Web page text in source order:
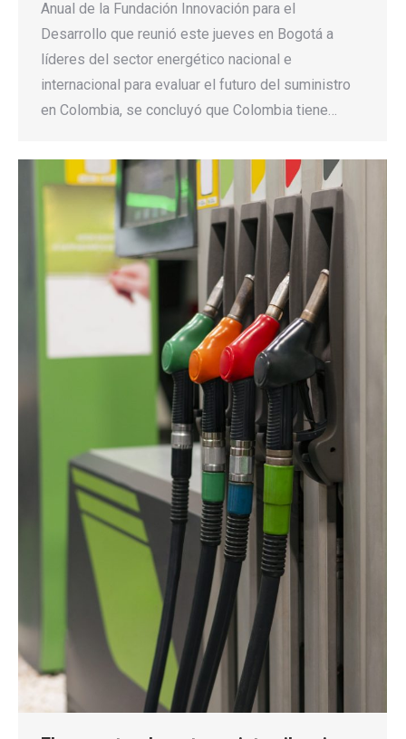
Anual de la Fundación Innovación para el
Desarrollo que reunió este jueves en Bogotá a
líderes del sector energético nacional e
internacional para evaluar el futuro del suministro
en Colombia, se concluyó que Colombia tiene…